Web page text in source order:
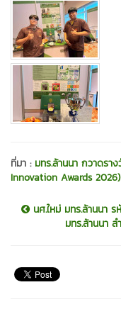
ที่มา : มทร.ล้านนา กวาดรา
Innovation Awards
นศ.ใหม่ มทร.ล้านนา
มทร.ล้านนา